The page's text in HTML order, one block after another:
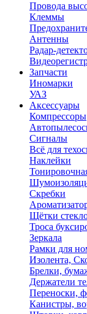
Провода
Клеммы
Антенны
Радар-
Запчасти
Иномарки
УАЗ
Аксесcуары
Компрессоры
Сигналы
Всё для
Наклейки
Скребки
Щётки
Троса
Зеркала
Рамки для
Изолента,
Брелки,
Держатели
Переноски,
Канистры,